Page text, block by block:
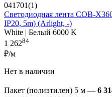
041701(1)
Светодиодная лента COB-
IP20, 5m) (Arlight, -)
White | Белый 6000 K
1 26284
₽/м
Нет в наличии
Пакет (полиэтилен) 5 м — 6